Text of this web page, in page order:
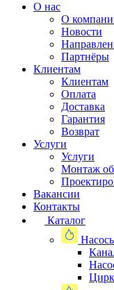
О нас
О
Новости
Партнёры
Клиентам
Клиентам
Оплата
Доставка
Гарантия
Возврат
Услуги
Услуги
Монтаж
Вакансии
Контакты
Каталог